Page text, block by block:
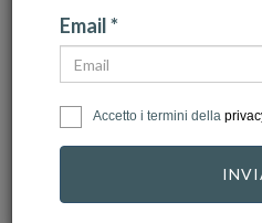
NUMERO ARTICOLI:19
Email *
Accetto i termini della